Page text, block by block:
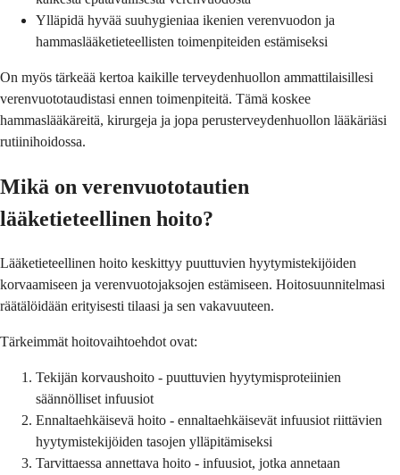
Ylläpidä hyvää suuhygieniaa ikenien verenvuodon ja
hammaslääketieteellisten toimenpiteiden estämiseksi
On myös tärkeää kertoa kaikille terveydenhuollon ammattilaisillesi
verenvuototaudistasi ennen toimenpiteitä. Tämä koskee
hammaslääkäreitä, kirurgeja ja jopa perusterveydenhuollon lääkäriäsi
rutiinihoidossa.
Mikä on verenvuototautien
lääketieteellinen hoito?
Lääketieteellinen hoito keskittyy puuttuvien hyytymistekijöiden
korvaamiseen ja verenvuotojaksojen estämiseen. Hoitosuunnitelmasi
räätälöidään erityisesti tilaasi ja sen vakavuuteen.
Tärkeimmät hoitovaihtoehdot ovat:
Tekijän korvaushoito - puuttuvien hyytymisproteiinien
säännölliset infuusiot
Ennaltaehkäisevä hoito - ennaltaehkäisevät infuusiot riittävien
hyytymistekijöiden tasojen ylläpitämiseksi
Tarvittaessa annettava hoito - infuusiot, jotka annetaan